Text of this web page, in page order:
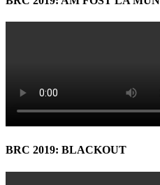
BRC 2019: BLACKOUT